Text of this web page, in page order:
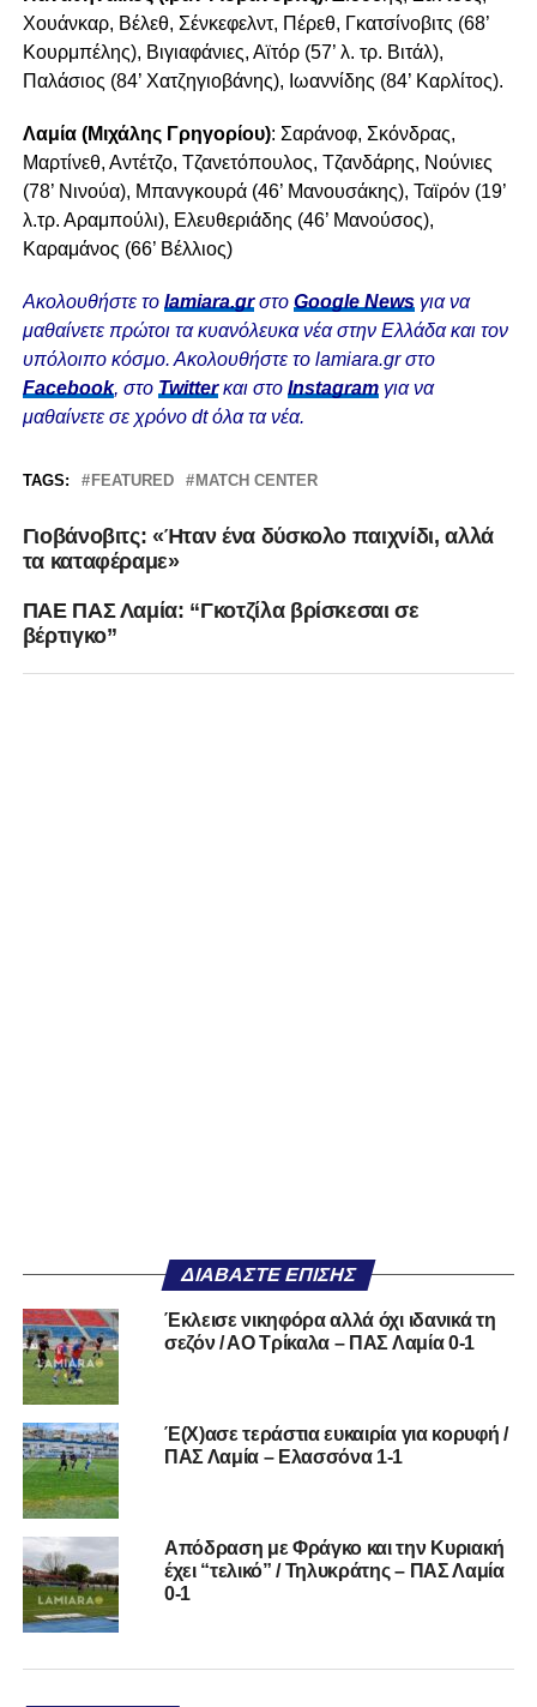
Χουάνκαρ, Βέλεθ, Σένκεφελντ, Πέρεθ, Γκατσίνοβιτς (68’
Κουρμπέλης), Βιγιαφάνιες, Αϊτόρ (57’ λ. τρ. Βιτάλ),
Παλάσιος (84’ Χατζηγιοβάνης), Ιωαννίδης (84’ Καρλίτος).
Λαμία (Μιχάλης Γρηγορίου): Σαράνοφ, Σκόνδρας,
Μαρτίνεθ, Αντέτζο, Τζανετόπουλος, Τζανδάρης, Νούνιες
(78’ Νινούα), Μπανγκουρά (46’ Μανουσάκης), Ταϊρόν (19’
λ.τρ. Αραμπούλι), Ελευθεριάδης (46’ Μανούσος),
Καραμάνος (66’ Βέλλιος)
Ακολουθήστε το lamiara.grστο Google Newsγια να
μαθαίνετε πρώτοι τα κυανόλευκα νέα στην Ελλάδα και τον
υπόλοιπο κόσμο. Ακολουθήστε το lamiara.gr στο
Facebook, στο Twitterκαι στο Instagram για να
μαθαίνετε σε χρόνο dt όλα τα νέα.
TAGS: FEATURED MATCH CENTER
Γιοβάνοβιτς: «Ήταν ένα δύσκολο παιχνίδι, αλλά
τα καταφέραμε»
ΠΑΕ ΠΑΣ Λαμία: “Γκοτζίλα βρίσκεσαι σε
βέρτιγκο”
ΔΙΑΒΆΣΤΕ ΕΠΊΣΗΣ
Έκλεισε νικηφόρα αλλά όχι ιδανικά τη
σεζόν / ΑΟ Τρίκαλα – ΠΑΣ Λαμία 0-1
Έ(Χ)ασε τεράστια ευκαιρία για κορυφή /
ΠΑΣ Λαμία – Ελασσόνα 1-1
Απόδραση με Φράγκο και την Κυριακή
έχει “τελικό” / Τηλυκράτης – ΠΑΣ Λαμία
0-1